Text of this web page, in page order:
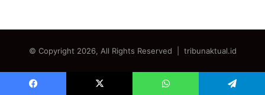
© Copyright 2026, All Rights Reserved | tribunaktual.id